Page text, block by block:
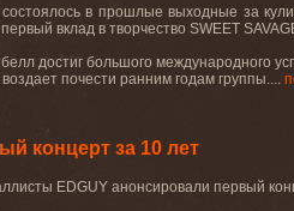
в прошлые выходные за
вклад в творчество SWEET
достиг большого международного
почести ранним годам группы....
концерт за 10 лет
EDGUY анонсировали первый